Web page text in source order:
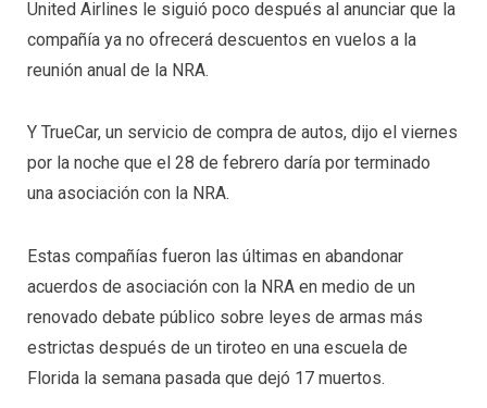
United Airlines le siguió poco después al anunciar que la
compañía ya no ofrecerá descuentos en vuelos a la
reunión anual de la NRA.
Y TrueCar, un servicio de compra de autos, dijo el viernes
por la noche que el 28 de febrero daría por terminado
una asociación con la NRA.
Estas compañías fueron las últimas en abandonar
acuerdos de asociación con la NRA en medio de un
renovado debate público sobre leyes de armas más
estrictas después de un tiroteo en una escuela de
Florida la semana pasada que dejó 17 muertos.